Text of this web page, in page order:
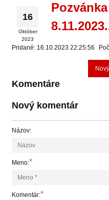
16
Október
2023
Pridané: 16.10.2023 22:25:56
Komentáre
Nový komentár
Názov:
Meno:*
Komentár:*